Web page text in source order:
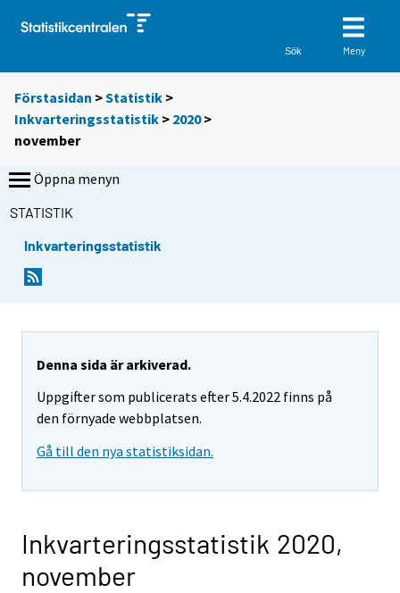
Sök Meny
Förstasidan >Statistik >
Inkvarteringsstatistik > 2020>
november
Öppna menyn
STATISTIK
Inkvarteringsstatistik
Denna sida är arkiverad.
Uppgifter som publicerats efter 5.4.2022 finns på
den förnyade webbplatsen.
Gå till den nya statistiksidan.
Inkvarteringsstatistik 2020,
november